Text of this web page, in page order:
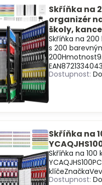
Skříňka na
organizér
školy,
Skříňka na
s 200
Dostupnost:
Skříňka na
Skříňka na
Dostupnost: